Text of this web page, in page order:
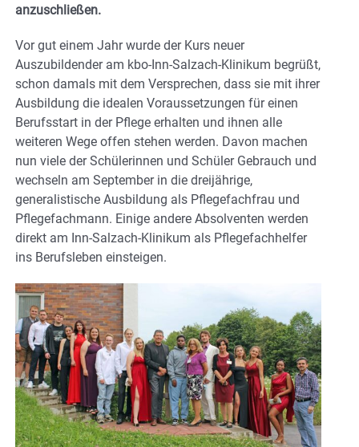
anzuschließen.
Vor gut einem Jahr wurde der Kurs neuer
Auszubildender am kbo-Inn-Salzach-Klinikum begrüßt,
schon damals mit dem Versprechen, dass sie mit ihrer
Ausbildung die idealen Voraussetzungen für einen
Berufsstart in der Pflege erhalten und ihnen alle
weiteren Wege offen stehen werden. Davon machen
nun viele der Schülerinnen und Schüler Gebrauch und
wechseln am September in die dreijährige,
generalistische Ausbildung als Pflegefachfrau und
Pflegefachmann. Einige andere Absolventen werden
direkt am Inn-Salzach-Klinikum als Pflegefachhelfer
ins Berufsleben einsteigen.